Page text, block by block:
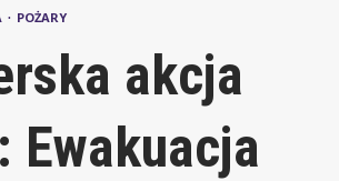
POŻARY
akcja